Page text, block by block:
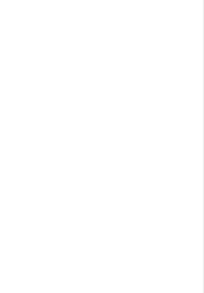
با این حال برخی از آنها
کمتری بخرید. حتی این
معلم خود تزئین کنید. در
خارج کرده و داخل
و در جنس‌های مختلفی